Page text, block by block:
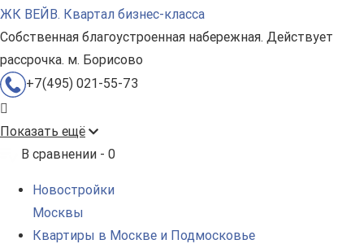
ЖК ВЕЙВ. Квартал бизнес-класса
Собственная благоустроенная набережная. Действует
рассрочка. м. Борисово
+7(495) 021-55-73
Показать ещё
В сравнении - 0
Новостройки
Москвы
Квартиры в Москве и Подмосковье